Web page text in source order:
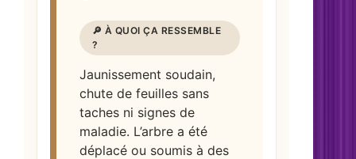
🔎 À QUOI ÇA RESSEMBLE
?
Jaunissement soudain,
chute de feuilles sans
taches ni signes de
maladie. L’arbre a été
déplacé ou soumis à des